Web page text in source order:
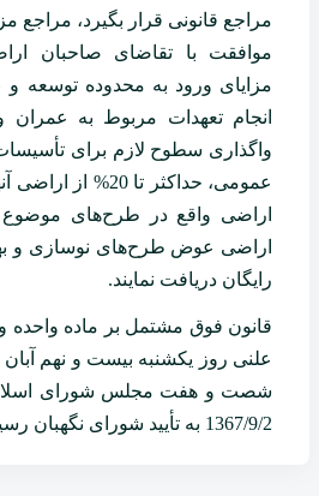
مراجع قانونی قرار بگیرد، مراجع
موافقت با تقاضای صاحبان
مزایای ورود به محدوده توسعه و
انجام تعهدات مربوط به
واگذاری سطوح لازم برای
عمومی، حداکثر تا
اراضی واقع در طرح‌های موضوع
اراضی عوض طرح‌های نوسازی و
رایگان دریافت نمایند.
قانون فوق مشتمل بر ماده واحده
علنی روز یکشنبه بیست و نهم
شصت و هفت مجلس شورای
1367/9/2 به تأیید شورای نگهبان رسیده است.